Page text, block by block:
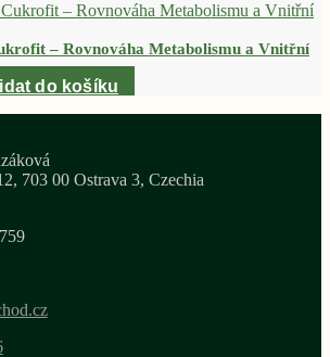
je:
– Rovnováha Metabolismu a Vnitřní
do košíku
703 00 Ostrava 3, Czechia